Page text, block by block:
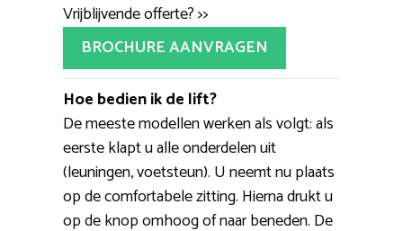
Vrijblijvende offerte? >>
BROCHURE AANVRAGEN
Hoe bedien ik de lift?
De meeste modellen werken als volgt: als
eerste klapt u alle onderdelen uit
(leuningen, voetsteun). U neemt nu plaats
op de comfortabele zitting. Hierna drukt u
op de knop omhoog of naar beneden. De